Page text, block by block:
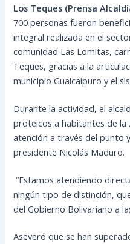
Los Teques (Prensa
700 personas fueron
integral realizada en el
comunidad Las Lomitas,
Teques, gracias a la
municipio Guaicaipuro y el
Durante la actividad, el
proteicos a habitantes de
atención a través del punto
presidente Nicolás Maduro.
“Estamos atendiendo
ningún tipo de distinción,
del Gobierno Bolivariano a
Aseveró que se han